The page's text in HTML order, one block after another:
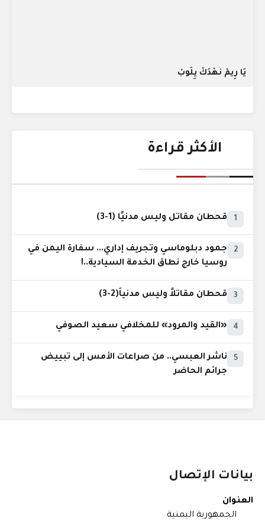
يَا رِيمْ نَهْدَكْ يِلُوبْ
الأكثر قراءة
1 قحطان مقاتل وليس مدنيًا (1-3)
2
جمود دبلوماسي وتجريف إداري... سفارة اليمن في
روسيا خارج نطاق الخدمة السيادية..!
3 قحطان مقاتلاً وليس مدنياً(2-3)
4 «القيد والمرود» للمخلافي سعيد الصوفي
5
ناشر العبسي.. من صراعات الأمس إلى تبييض
جرائم الحاضر
بيانات الإتصال
العنوان
الجمهورية اليمنية